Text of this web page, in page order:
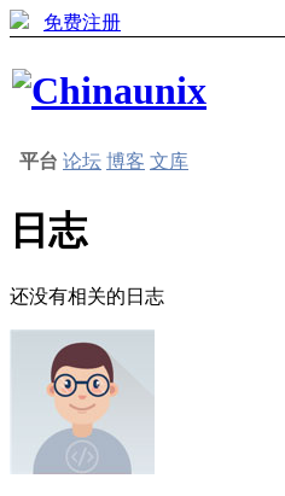
免费注册
平台 论坛 博客 文库
日志
还没有相关的日志